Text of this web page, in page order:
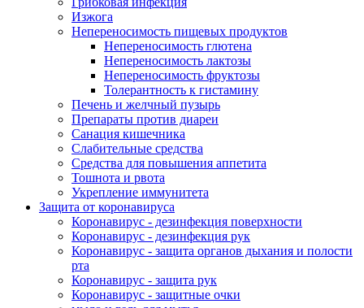
Изжога
Непереносимость пищевых продуктов
Непереносимость глютена
Непереносимость лактозы
Непереносимость фруктозы
Толерантность к гистамину
Печень и желчный пузырь
Препараты против диареи
Санация кишечника
Слабительные средства
Средства для повышения аппетита
Тошнота и рвота
Укрепление иммунитета
Защита от коронавируса
Коронавирус - дезинфекция поверхности
Коронавирус - дезинфекция рук
Коронавирус - защита органов дыхания и полости
рта
Коронавирус - защита рук
Коронавирус - защитные очки